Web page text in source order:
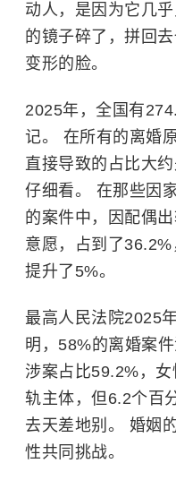
动人，是因为它几
的镜子碎了，拼回
变形的脸。
2025年，全国有
记。 在所有的离婚
直接导致的占比大
仔细看。 在那些因
的案件中，因配偶
意愿，占到了
提升了5%。
最高人民法院2025
明，58%的离婚案
涉案占比59.2%，
轨主体，但6.2个百
去天差地别。 婚姻
性共同挑战。